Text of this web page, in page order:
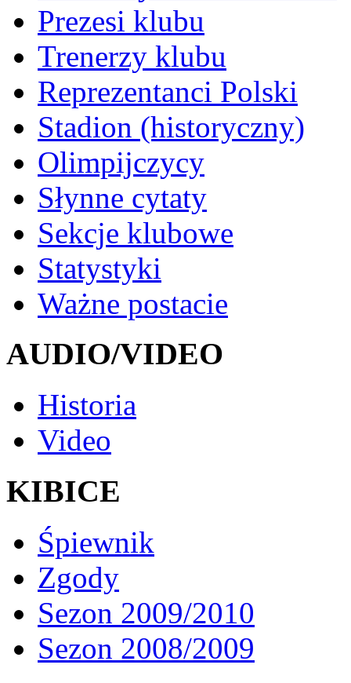
Prezesi klubu
Trenerzy klubu
Reprezentanci Polski
Stadion (historyczny)
Olimpijczycy
Słynne cytaty
Sekcje klubowe
Statystyki
Ważne postacie
AUDIO/VIDEO
Historia
Video
KIBICE
Śpiewnik
Zgody
Sezon 2009/2010
Sezon 2008/2009